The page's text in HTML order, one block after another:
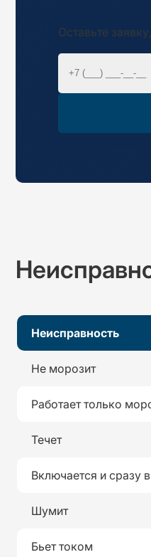
Оставьте
Неисправность
Не морозит
Работает только
Течет
Включается и сразу
Шумит
Бьет током